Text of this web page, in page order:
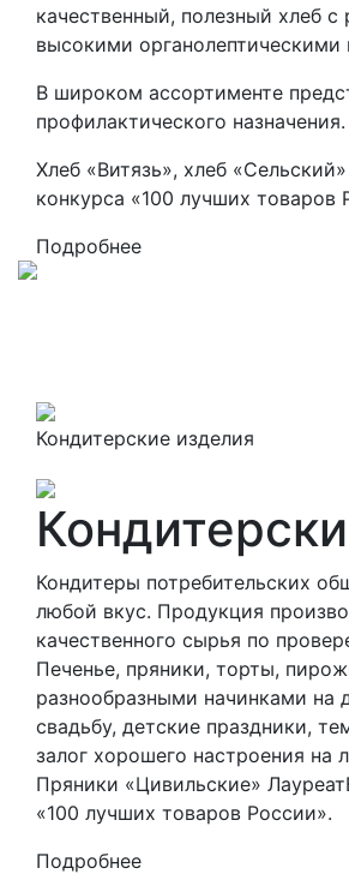
качественный, полезный хлеб
высокими органолептическими
В широком ассортименте
профилактического назначения.
Хлеб «Витязь», хлеб
конкурса «100 лучших товаров
Подробнее
Кондитерские изделия
Кондитеры потребительских
любой вкус. Продукция
качественного сырья по
Печенье, пряники, торты,
разнообразными начинками на
свадьбу, детские праздники,
залог хорошего настроения на
Пряники «Цивильские»
«100 лучших товаров России».
Подробнее